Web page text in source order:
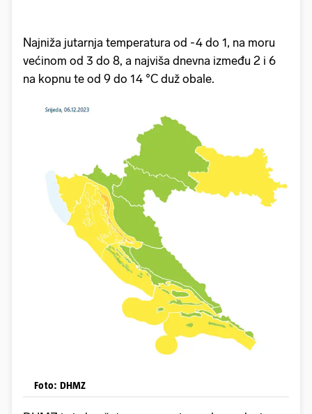
Najniža jutarnja temperatura od -4 do 1, na moru
većinom od 3 do 8, a najviša dnevna između 2 i 6
na kopnu te od 9 do 14 °C duž obale.
Foto: DHMZ